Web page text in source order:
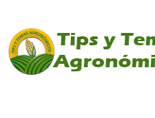
en
condiciones
secas.